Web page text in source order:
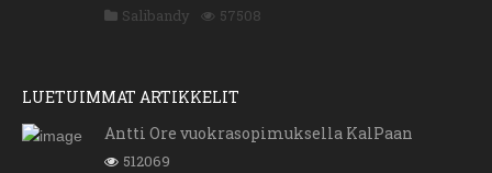
Salibandy 57508
LUETUIMMAT ARTIKKELIT
Antti Ore vuokrasopimuksella KalPaan
512069